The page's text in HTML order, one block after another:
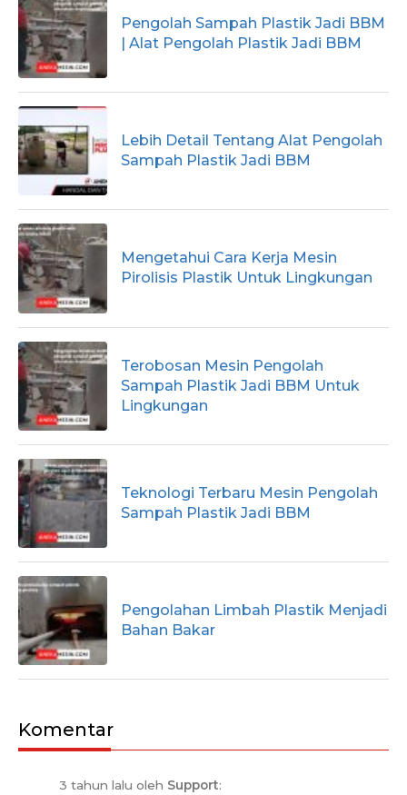
Pengolah Sampah Plastik Jadi BBM
| Alat Pengolah Plastik Jadi BBM
Lebih Detail Tentang Alat Pengolah
Sampah Plastik Jadi BBM
Mengetahui Cara Kerja Mesin
Pirolisis Plastik Untuk Lingkungan
Terobosan Mesin Pengolah
Sampah Plastik Jadi BBM Untuk
Lingkungan
Teknologi Terbaru Mesin Pengolah
Sampah Plastik Jadi BBM
Pengolahan Limbah Plastik Menjadi
Bahan Bakar
Komentar
3 tahun lalu oleh Support: